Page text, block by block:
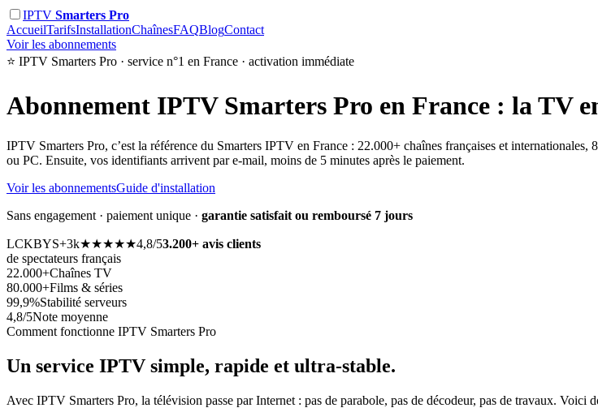
IPTV Smarters Pro
AccueilTarifsInstallationChaînesFAQBlogContact
Voir les abonnements
⭐ IPTV Smarters Pro · service n°1 en France · activation immédiate
Abonnement IPTV Smarters Pro en France : la TV
IPTV Smarters Pro, c’est la référence du Smarters IPTV en France : 22.000+ chaînes françaises et
ou PC. Ensuite, vos identifiants arrivent par e-mail, moins de 5 minutes après le paiement.
Voir les abonnementsGuide d'installation
Sans engagement · paiement unique · garantie satisfait ou remboursé 7 jours
LCKBYS+3k★★★★★4,8/53.200+ avis clients
de spectateurs français
22.000+Chaînes TV
80.000+Films & séries
99,9%Stabilité serveurs
4,8/5Note moyenne
Comment fonctionne IPTV Smarters Pro
Un service IPTV simple, rapide et ultra-stable.
Avec IPTV Smarters Pro, la télévision passe par Internet : pas de parabole, pas de décodeur, pas de travaux. Voici